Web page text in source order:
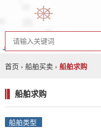
首页 › 船舶买卖 › 船舶求购
船舶求购
船舶类型